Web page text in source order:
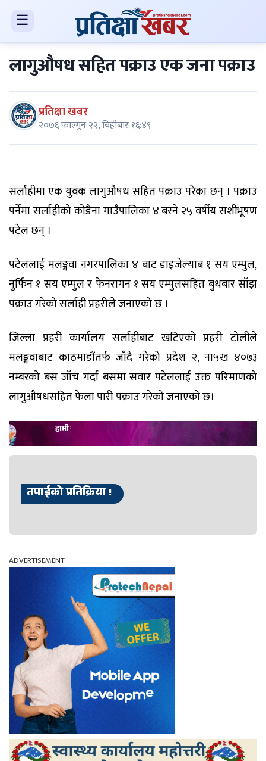
☰
लागुऔषध सहित पक्राउ एक जना पक्राउ
प्रतिक्षा खबर
२०७६ फाल्गुन २२, बिहीबार १६:४९
सर्लाहीमा एक युवक लागुऔषध सहित पक्राउ परेका छन् । पक्राउ
पर्नेमा सर्लाहीको कोडैना गाउँपालिका ४ बस्ने २५ वर्षीय सशीभूषण
पटेल छन् ।
पटेललाई मलङ्गवा नगरपालिका ४ बाट डाइजेल्याब १ सय एम्पुल,
नुर्फिन १ सय एम्पुल र फेनरागन १ सय एम्पुलसहित बुधबार साँझ
पक्राउ गरेको सर्लाही प्रहरीले जनाएको छ ।
जिल्ला प्रहरी कार्यालय सर्लाहीबाट खटिएको प्रहरी टोलीले
मलङ्गवाबाट काठमाडौंतर्फ जाँदै गरेको प्रदेश २, ना५ख ४०७३
नम्बरको बस जाँच गर्दा बसमा सवार पटेललाई उक्त परिमाणको
लागुऔषधसहित फेला पारी पक्राउ गरेको जनाएको छ।
तपाईको प्रतिक्रिया !
ADVERTISEMENT